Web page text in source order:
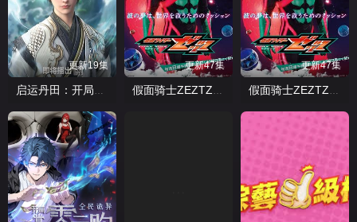
更新19集
启运丹田：开局签到至尊丹田
更新47集
假面骑士ZEZTZ国语
更新47集
假面骑士ZEZTZ日语